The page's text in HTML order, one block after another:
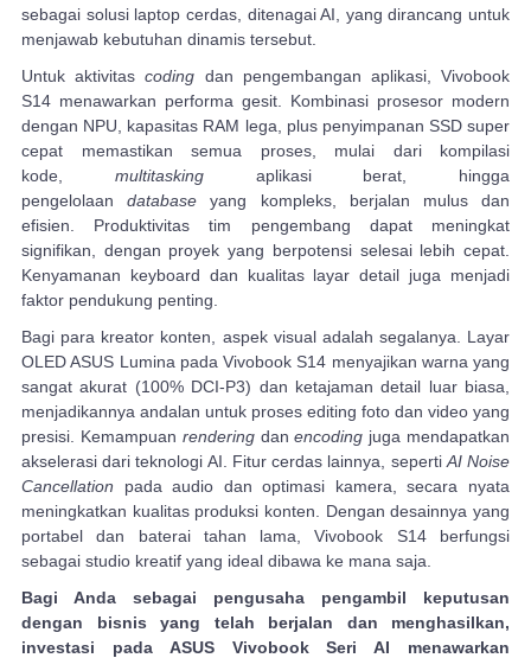
sebagai solusi laptop cerdas, ditenagai AI, yang dirancang untuk
menjawab kebutuhan dinamis tersebut.
Untuk aktivitascoding dan pengembangan aplikasi, Vivobook
S14 menawarkan performa gesit. Kombinasi prosesor modern
dengan NPU, kapasitas RAM lega, plus penyimpanan SSD super
cepat memastikan semua proses, mulai dari kompilasi
kode, multitaskingaplikasi berat, hingga
pengelolaandatabase yang kompleks, berjalan mulus dan
efisien. Produktivitas tim pengembang dapat meningkat
signifikan, dengan proyek yang berpotensi selesai lebih cepat.
Kenyamanan keyboard dan kualitas layar detail juga menjadi
faktor pendukung penting.
Bagi para kreator konten, aspek visual adalah segalanya. Layar
OLED ASUS Lumina pada Vivobook S14 menyajikan warna yang
sangat akurat (100% DCI-P3) dan ketajaman detail luar biasa,
menjadikannya andalan untuk proses editing foto dan video yang
presisi. Kemampuan renderingdanencoding juga mendapatkan
akselerasi dari teknologi AI. Fitur cerdas lainnya, seperti AI Noise
Cancellation pada audio dan optimasi kamera, secara nyata
meningkatkan kualitas produksi konten. Dengan desainnya yang
portabel dan baterai tahan lama, Vivobook S14 berfungsi
sebagai studio kreatif yang ideal dibawa ke mana saja.
Bagi Anda sebagai pengusaha pengambil keputusan
dengan bisnis yang telah berjalan dan menghasilkan,
investasi pada ASUS Vivobook Seri AI menawarkan